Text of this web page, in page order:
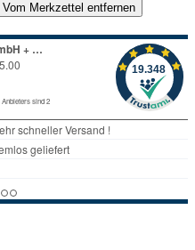
Vom Merkzettel entfernen